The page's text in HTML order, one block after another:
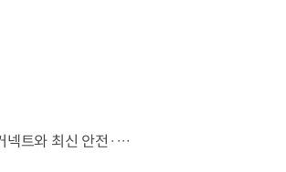
'아트 오브 스틸'로 완성한 정교한 디자인,모든 트림에 적용된 플레오스 커넥트와 최신 안전·편의 사양까지. 차급 이상의 가치를 담은디 올 뉴 아반떼가 계약을 시작했습니다. #현대자동차 #디올뉴아반떼 #아반떼 #플레오스커넥트 #GleoAI #준중형세단 #세단